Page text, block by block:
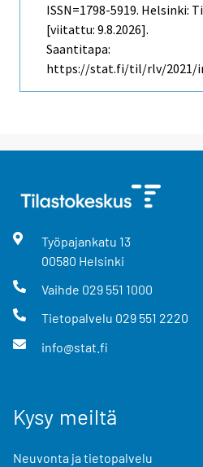
ISSN=1798-5919. Helsinki:
[viitattu: 9.8.2026].
Saantitapa:
https://stat.fi/til/rlv/2021/
Työpajankatu 13
00580 Helsinki
Vaihde 029 551 1000
Tietopalvelu 029 551 2220
info@stat.fi
Kysy meiltä
Neuvonta ja tietopalvelu